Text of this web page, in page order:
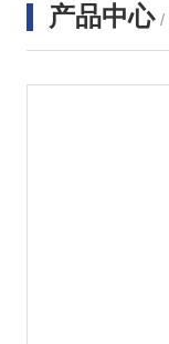
产品中心 /